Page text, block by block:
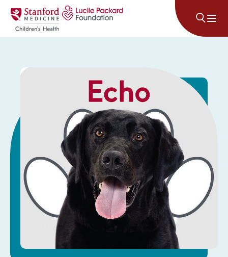
コンテンツにスキップ